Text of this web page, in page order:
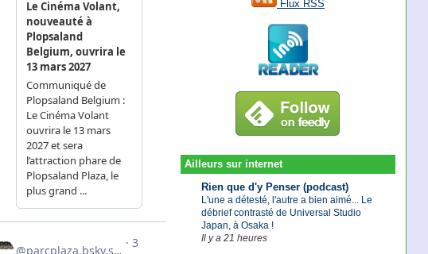
Flux RSS
Ailleurs sur internet
Rien que d'y Penser (podcast)
L'une a détesté, l'autre a bien aimé... Le
débrief contrasté de Universal Studio
Japan, à Osaka !
Il y a 21 heures